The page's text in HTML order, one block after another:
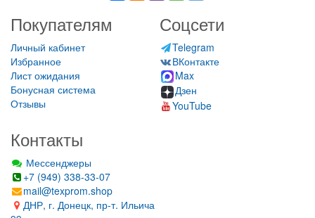
Покупателям
Личный кабинет
Избранное
Лист ожидания
Бонусная система
Отзывы
Соцсети
Telegram
ВКонтакте
Max
Дзен
YouTube
Контакты
Мессенджеры
+7 (949) 338-33-07
mail@texprom.shop
ДНР, г. Донецк, пр-т. Ильича